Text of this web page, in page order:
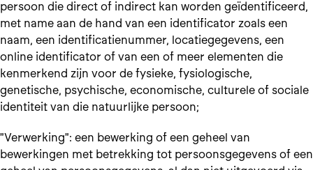
persoon die direct of indirect kan worden geïdentificeerd,
met name aan de hand van een identificator zoals een
naam, een identificatienummer, locatiegegevens, een
online identificator of van een of meer elementen die
kenmerkend zijn voor de fysieke, fysiologische,
genetische, psychische, economische, culturele of sociale
identiteit van die natuurlijke persoon;
"Verwerking": een bewerking of een geheel van
bewerkingen met betrekking tot persoonsgegevens of een